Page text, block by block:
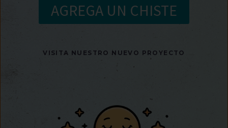
AGREGA UN CHISTE
VISITA NUESTRO NUEVO PROYECTO